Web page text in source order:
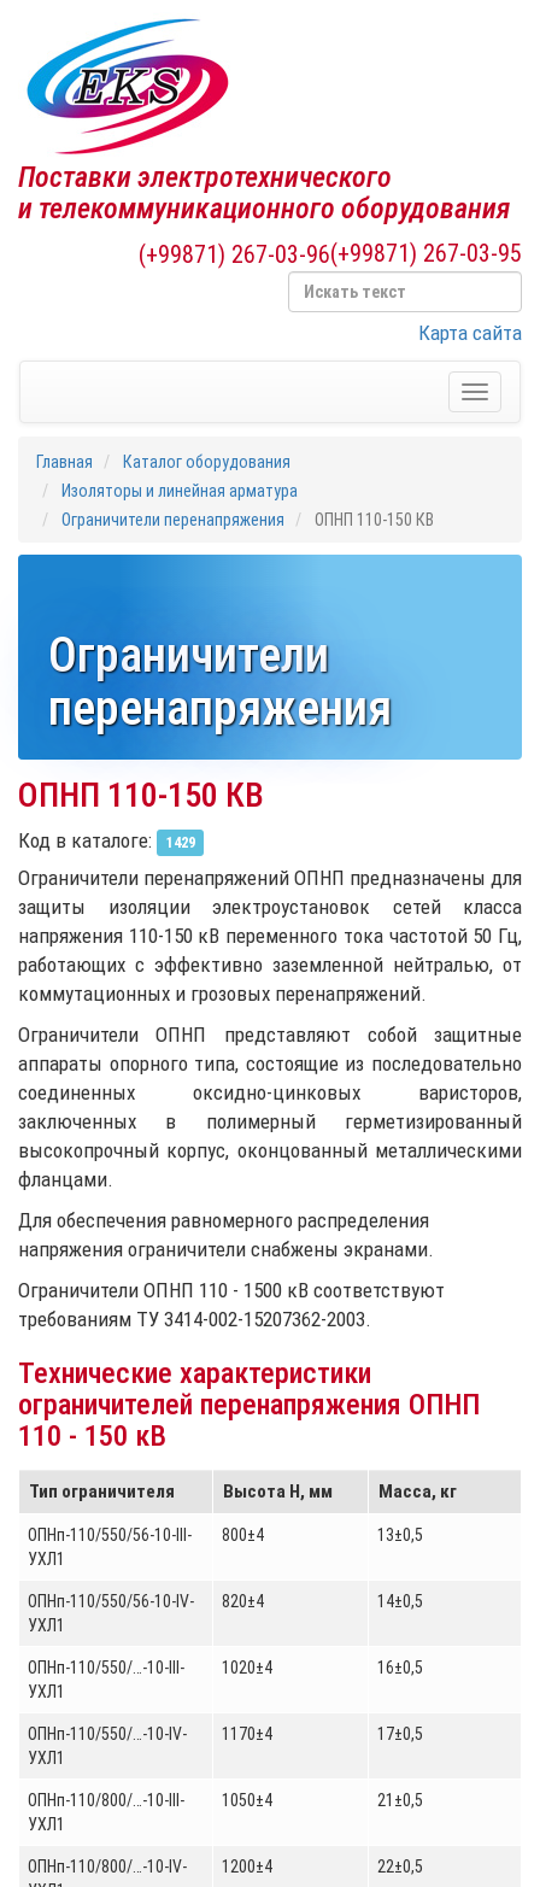
Поставки электротехнического
и телекоммуникационного оборудования
(+99871) 267-03-95
(+99871) 267-03-96
Карта сайта
Toggle
Главная
Каталог оборудования
Изоляторы и линейная арматура
Ограничители перенапряжения
ОПНП 110-150 КВ
Ограничители
перенапряжения
ОПНП 110-150 КВ
Код в каталоге: 1429
Ограничители перенапряжений ОПНП предназначены для
защиты изоляции электроустановок сетей класса
напряжения 110-150 кВ переменного тока частотой 50 Гц,
работающих с эффективно заземленной нейтралью, от
коммутационных и грозовых перенапряжений.
Ограничители ОПНП представляют собой защитные
аппараты опорного типа, состоящие из последовательно
соединенных оксидно-цинковых варисторов,
заключенных в полимерный герметизированный
высокопрочный корпус, оконцованный металлическими
фланцами.
Для обеспечения равномерного распределения
напряжения ограничители снабжены экранами.
Ограничители ОПНП 110 - 1500 кВ соответствуют
требованиям ТУ 3414-002-15207362-2003.
Технические характеристики
ограничителей перенапряжения ОПНП
110 - 150 кВ
Тип ограничителя Высота Н, мм Масса, кг
ОПНп-110/550/56-10-III-
УХЛ1
800±4 13±0,5
ОПНп-110/550/56-10-IV-
УХЛ1
820±4 14±0,5
ОПНп-110/550/…-10-III-
УХЛ1
1020±4 16±0,5
ОПНп-110/550/…-10-IV-
УХЛ1
1170±4 17±0,5
ОПНп-110/800/…-10-III-
УХЛ1
1050±4 21±0,5
ОПНп-110/800/…-10-IV-
1200±4 22±0,5